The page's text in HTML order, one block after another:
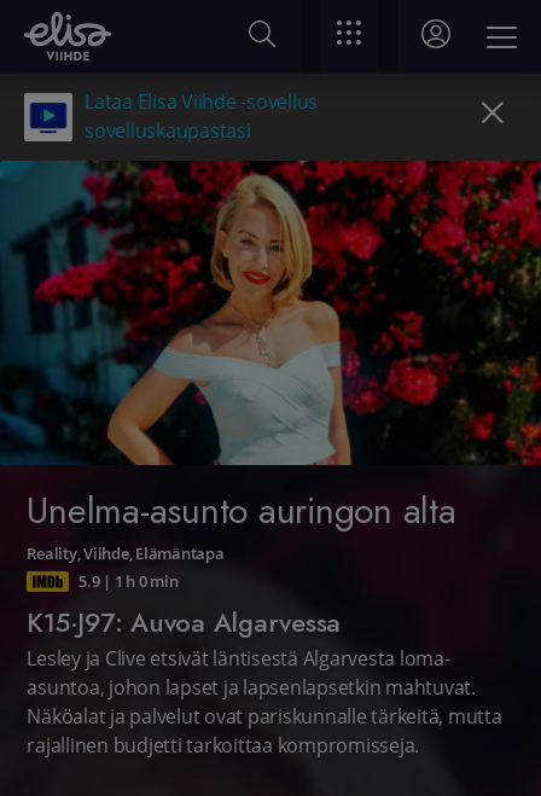
Lataa Elisa Viihde -sovellus
sovelluskaupastasi
Unelma-asunto auringon alta
Reality,Viihde,Elämäntapa
5.9| 1 h 0 min
K15·J97: Auvoa Algarvessa
Lesley ja Clive etsivät läntisestä Algarvesta loma-
asuntoa, johon lapset ja lapsenlapsetkin mahtuvat.
Näköalat ja palvelut ovat pariskunnalle tärkeitä, mutta
rajallinen budjetti tarkoittaa kompromisseja.